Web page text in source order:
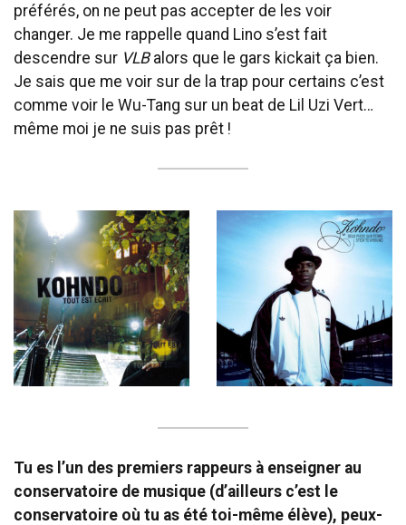
préférés, on ne peut pas accepter de les voir
changer. Je me rappelle quand Lino s’est fait
descendre sur VLBalors que le gars kickait ça bien.
Je sais que me voir sur de la trap pour certains c’est
comme voir le Wu-Tang sur un beat de Lil Uzi Vert…
même moi je ne suis pas prêt !
Tu es l’un des premiers rappeurs à enseigner au
conservatoire de musique (d’ailleurs c’est le
conservatoire où tu as été toi-même élève), peux-